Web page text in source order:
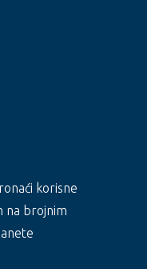
korisne
na brojnim